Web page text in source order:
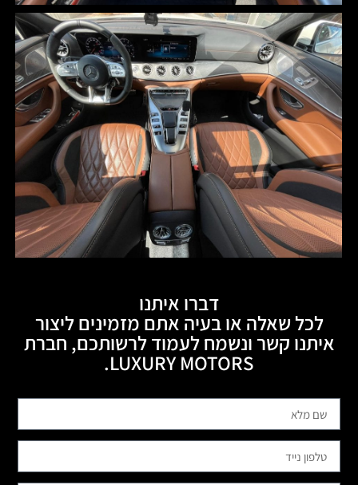
דברו איתנו
לכל שאלה או בעיה אתם מזמינים ליצור
איתנו קשר ונשמח לעמוד לרשותכם, חברת
LUXURY MOTORS.